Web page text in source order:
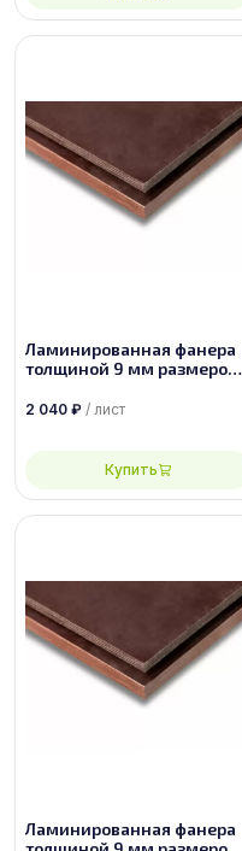
Ламинированная фанера
толщиной 9 мм размером
2 040 ₽ / лист
Купить
Ламинированная фанера